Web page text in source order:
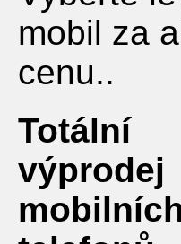
mobil za
cenu..
Totální
výprodej